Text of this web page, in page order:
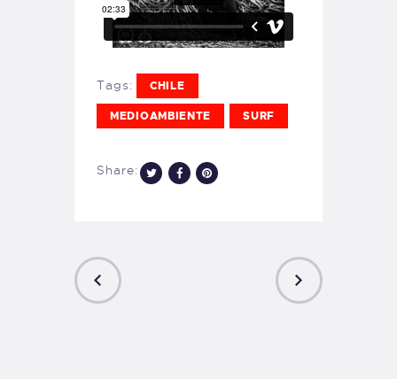
Tags: CHILE
MEDIOAMBIENTE SURF
Share: